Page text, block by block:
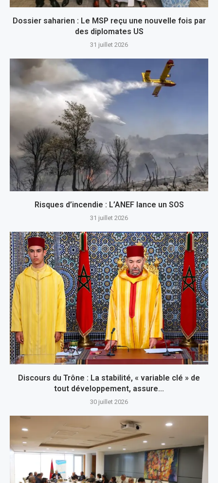
Dossier saharien : Le MSP reçu une nouvelle fois par
des diplomates US
31 juillet 2026
Risques d’incendie : L’ANEF lance un SOS
31 juillet 2026
Discours du Trône : La stabilité, « variable clé » de
tout développement, assure...
30 juillet 2026